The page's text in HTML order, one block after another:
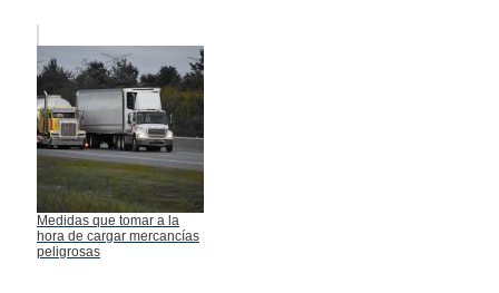
Medidas que tomar a la
hora de cargar mercancías
peligrosas